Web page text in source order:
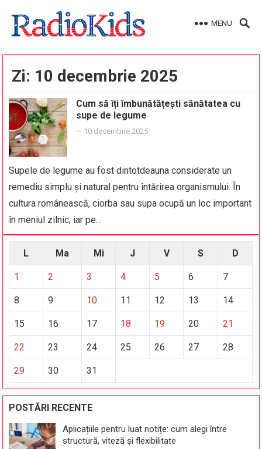
MENU
Zi: 10 decembrie 2025
Cum să îți îmbunătățești sănătatea cu
supe de legume
— 10 decembrie 2025
Supele de legume au fost dintotdeauna considerate un
remediu simplu și natural pentru întărirea organismului. În
cultura românească, ciorba sau supa ocupă un loc important
în meniul zilnic, iar pe…
L Ma Mi J V S D
1 2 3 4 5 6 7
8 9 10 11 12 13 14
15 16 17 18 19 20 21
22 23 24 25 26 27 28
29 30 31
POSTĂRI RECENTE
Aplicațiile pentru luat notițe: cum alegi între
structură, viteză și flexibilitate